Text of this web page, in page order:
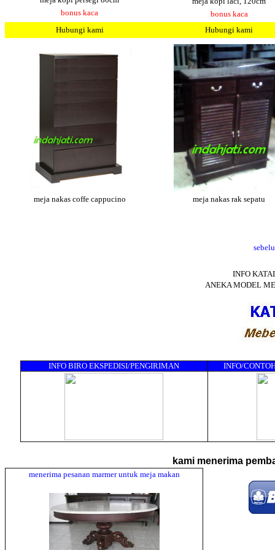
bonus kaca
bonus kaca
Hubungi kami
Hubungi kami
meja nakas coffe cappucino meja nakas rak sepatu
INFO
ANEKA MODEL
INFO BIRO EKSPEDISI/PENGIRIMAN INFO/
kami menerima
menerima pesanan marmer untuk meja makan